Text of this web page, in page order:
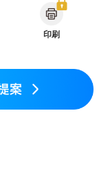
妊娠中(初期)
低栄養予防
印刷